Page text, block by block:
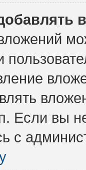
Если вы
с